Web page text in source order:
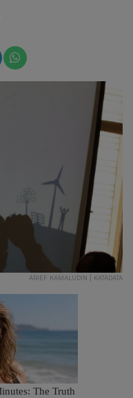
ARIEF KAMALUDIN | KATADATA